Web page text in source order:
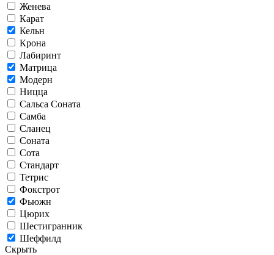
Женева
Карат
Кельн
Крона
Лабиринт
Матрица
Модерн
Ницца
Сальса Соната
Самба
Сланец
Соната
Сота
Стандарт
Тетрис
Фокстрот
Фьюжн
Цюрих
Шестигранник
Шеффилд
Скрыть